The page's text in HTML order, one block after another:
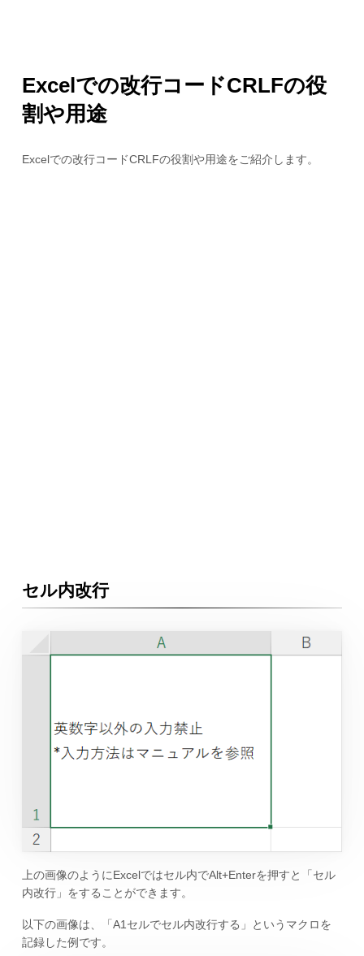
Excelでの改行コードCRLFの役
割や用途
Excelでの改行コードCRLFの役割や用途をご紹介します。
セル内改行
上の画像のようにExcelではセル内でAlt+Enterを押すと「セル
内改行」をすることができます。
以下の画像は、「A1セルでセル内改行する」というマクロを
記録した例です。